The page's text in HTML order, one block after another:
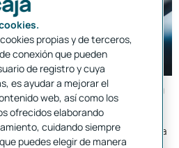
QUÉ OPCIÓN ELEGIR Y CÓMO
apagar y anular una tarjeta bancaria
propias y de terceros,
conexión que pueden
de registro y cuya
es ayudar a mejorar el
web, así como los
ofrecidos elaborando
cuidando siempre
puedes elegir de manera